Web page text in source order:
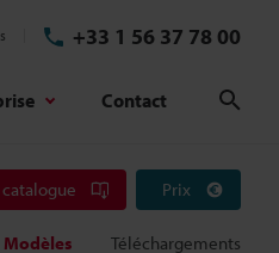
+33 1 56 37 78 00
Contact
Prix
Modèles Téléchargements